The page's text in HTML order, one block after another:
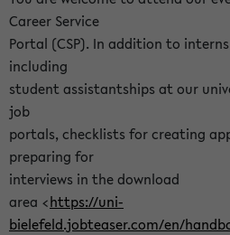
Career Service
Portal (CSP). In addition to
including
student assistantships at our
job
portals, checklists for creating
preparing for
interviews in the download
area <https://uni-
bielefeld.jobteaser.com/en/